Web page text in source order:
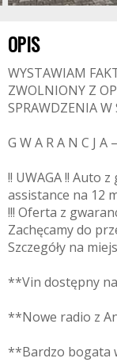
OPIS
WYSTAWIAM
ZWOLNIONY Z
SPRAWDZENIA W
G W A R A N C J
!! UWAGA !! Auto
assistance na 12
!!! Oferta z
Zachęcamy do
Szczegóły na
**Vin dostępny
**Nowe radio z
**Bardzo bogata